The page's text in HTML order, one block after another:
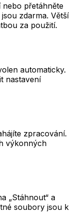
přetáhněte
zdarma. Větší
za použití.
automaticky.
nastavení
zpracování.
výkonných
„Stáhnout“ a
soubory jsou k